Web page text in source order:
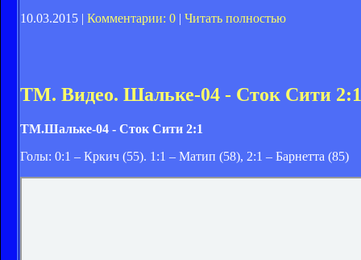
10.03.2015 | Комментарии: 0 Читать полностью
ТМ. Видео. Шальке-04 - Сток Сити 2:1
ТМ.Шальке-04 - Сток Сити 2:1
Голы: 0:1 – Кркич (55). 1:1 – Матип (58), 2:1 – Барнетта (85)